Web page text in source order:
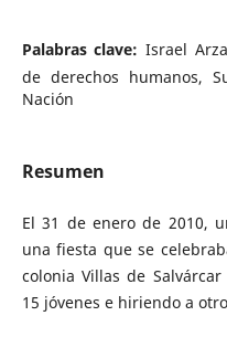
Palabras clave: Israel
de derechos humanos,
Nación
Resumen
El 31 de enero de 2010,
una fiesta que se
colonia Villas de
15 jóvenes e hiriendo a